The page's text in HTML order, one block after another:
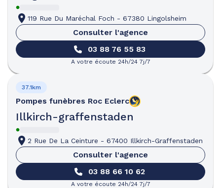
119 Rue Du Maréchal Foch - 67380 Lingolsheim
Consulter l'agence
03 88 76 55 83
A votre écoute 24h/24 7j/7
Pompes funèbres Roc Eclerc
Illkirch-graffenstaden
37.1km
2 Rue De La Ceinture - 67400 Illkirch-Graffenstaden
Consulter l'agence
03 88 66 10 62
A votre écoute 24h/24 7j/7